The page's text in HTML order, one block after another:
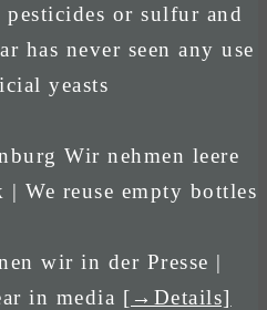
or sulfur and
has never seen any use
yeasts
Wir nehmen leere
| We reuse empty bottles
wir in der Presse |
in media [→Details]